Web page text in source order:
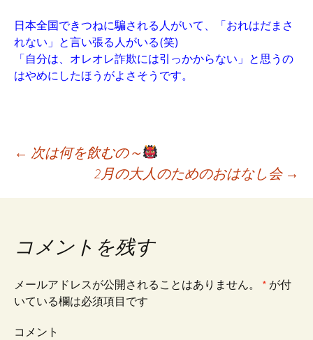
日本全国できつねに騙される人がいて、「おれはだまさ
れない」と言い張る人がいる(笑)
「自分は、オレオレ詐欺には引っかからない」と思うの
はやめにしたほうがよさそうです。
投
ナ
ビ
← 次は何を飲むの～
2月の大人のためのおはなし会 →
コメントを残す
メールアドレスが公開されることはありません。 * が付
いている欄は必須項目です
コメント